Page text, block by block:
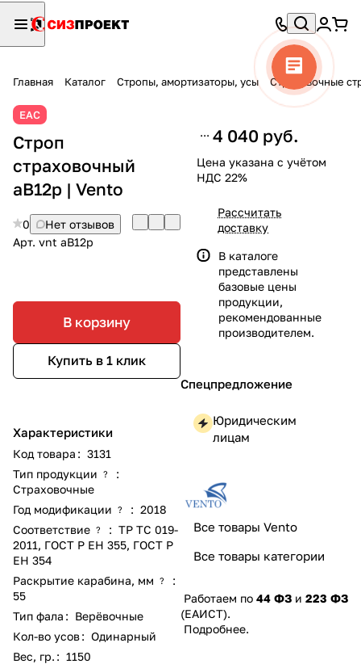
Главная Каталог Стропы, амортизаторы, усы Страховочные
ЕАС
Строп
страховочный
аВ12р | Vento
0
Нет отзывов
Арт. vnt aB12p
В корзину
Купить в 1 клик
Характеристики
Код товара : 3131
Тип продукции
?
:
Страховочные
Год модификации
? : 2018
Соответствие ? : ТР ТС 019-
2011, ГОСТ Р ЕН 355, ГОСТ Р
ЕН 354
Раскрытие карабина, мм
?
:
55
Тип фала : Верёвочные
Кол-во усов: Одинарный
Вес, гр. : 1150
4 040 руб.
Цена указана с учётом
НДС 22%
Рассчитать
доставку
В каталоге
представлены
базовые цены
продукции,
рекомендованные
производителем.
Спецпредложение
Юридическим
лицам
Все товары Vento
Все товары категории
Работаем по 44 ФЗ и 223 ФЗ
(ЕАИСТ).
Подробнее.